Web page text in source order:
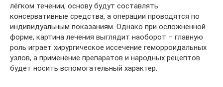
лёгком течении, основу будут составлять
консервативные средства, а операции проводятся по
индивидуальным показаниям. Однако при осложнённой
форме, картина лечения выглядит наоборот – главную
роль играет хирургическое иссечение геморроидальных
узлов, а применение препаратов и народных рецептов
будет носить вспомогательный характер.